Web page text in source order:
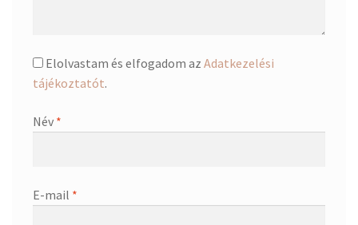
Elolvastam és elfogadom az Adatkezelési
tájékoztatót.
Név *
E-mail *